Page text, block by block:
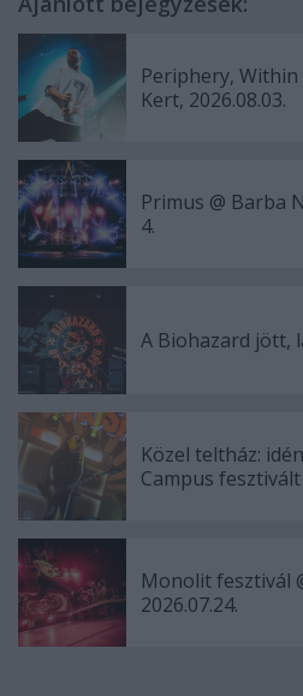
Periphery,
Kert, 2026.08.03.
Primus @ Barba
4.
A Biohazard jött,
Közel teltház:
Campus fesztivált
Monolit fesztivál
2026.07.24.